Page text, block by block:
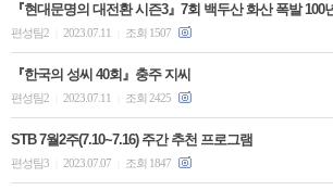
『현대문명의 대전환 시즌3』7회 백두산 화산 폭발 100
편성팀2 2023.07.11 조회 1507
『한국의 성씨 40회』충주 지씨
편성팀2 2023.07.11 조회 2425
STB 7월2주(7.10~7.16) 주간 추천 프로그램
편성팀3 2023.07.07 조회 1847